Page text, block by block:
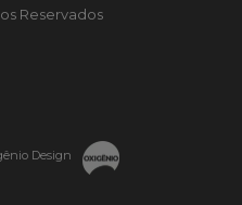
Reservados
Design